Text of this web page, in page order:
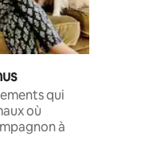
qui
où
à